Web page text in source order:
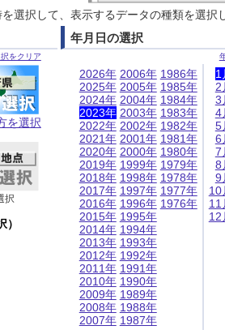
選択して、表示するデータの種類を選択
をクリア
を選択
択
）
年月日の選択
2026年
2025年
2024年
2023年
2022年
2021年
2020年
2019年
2018年
2017年
2016年
2015年
2014年
2013年
2012年
2011年
2010年
2009年
2008年
2007年
2006年
2005年
2004年
2003年
2002年
2001年
2000年
1999年
1998年
1997年
1996年
1995年
1994年
1993年
1992年
1991年
1990年
1989年
1988年
1987年
1986年
1985年
1984年
1983年
1982年
1981年
1980年
1979年
1978年
1977年
1976年
1
2
3
4
5
6
7
8
9
10
11
12